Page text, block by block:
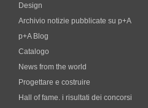
Design
Archivio notizie pubblicate su p+A
p+A Blog
Catalogo
News from the world
Progettare e costruire
Hall of fame. i risultati dei concorsi